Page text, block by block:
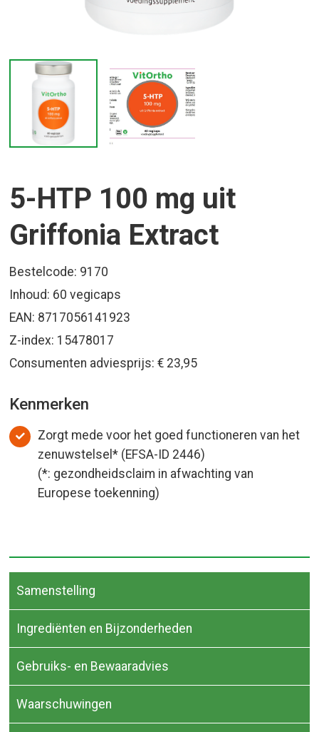
5-HTP 100 mg uit
Griffonia Extract
Bestelcode: 9170
Inhoud: 60 vegicaps
EAN: 8717056141923
Z-index: 15478017
Consumenten adviesprijs: € 23,95
Kenmerken
Zorgt mede voor het goed functioneren van het
zenuwstelsel* (EFSA-ID 2446)
(*: gezondheidsclaim in afwachting van
Europese toekenning)
Samenstelling
Ingrediënten en Bijzonderheden
Gebruiks- en Bewaaradvies
Waarschuwingen